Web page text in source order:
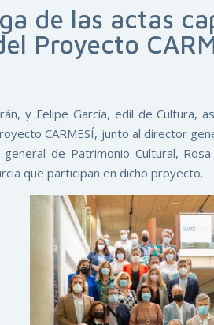
de las actas
Proyecto
y Felipe García, edil de Cultura,
CARMESÍ, junto al director
de Patrimonio Cultural,
que participan en dicho proyecto.